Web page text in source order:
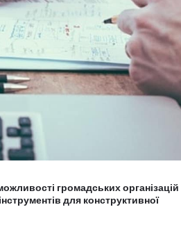
громадських організацій
для конструктивної